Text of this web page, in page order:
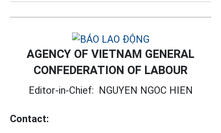
AGENCY OF VIETNAM GENERAL
CONFEDERATION OF LABOUR
Editor-in-Chief: NGUYEN NGOC HIEN
Contact: